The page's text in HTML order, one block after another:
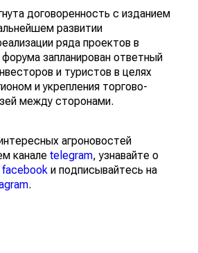
договоренность с изданием
развитии
ряда проектов в
запланирован ответный
и туристов в целях
и укрепления торгово-
между сторонами.
агроновостей
каналеtelegram , узнавайте о
facebook и подписывайтесь на